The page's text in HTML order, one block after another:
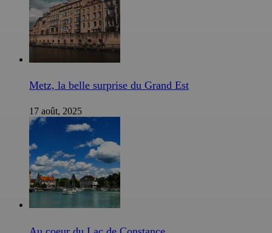
Metz, la belle surprise du Grand Est
17 août, 2025